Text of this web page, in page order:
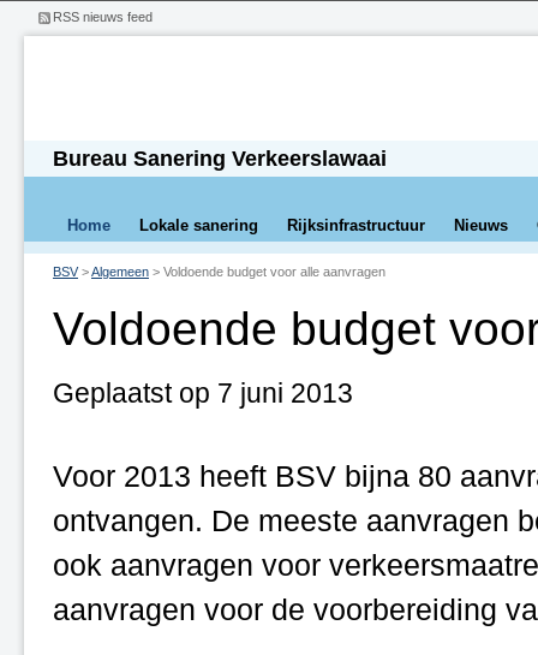
Bureau Sanering Verkeerslawaai
Home Lokale sanering Rijksinfrastructuur Nieuws
BSV>Algemeen > Voldoende budget voor alle aanvragen
Voldoende budget
Geplaatst op 7 juni 2013
Voor 2013 heeft BSV bijna 80
ontvangen. De meeste aanvragen
ook aanvragen voor
aanvragen voor de voorbereiding
RSS nieuws feed